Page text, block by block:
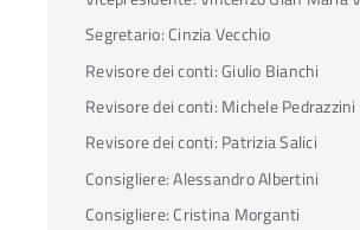
Segretario:Cinzia Vecchio
Revisore dei conti:Giulio Bianchi
Revisore dei conti: Michele Pedrazzini
Revisore dei conti: Patrizia Salici
Consigliere:Alessandro Albertini
Consigliere:Cristina Morganti